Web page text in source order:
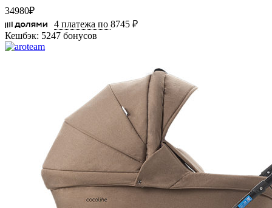
34980₽
4 платежа по 8745 ₽
Кешбэк: 5247 бонусов